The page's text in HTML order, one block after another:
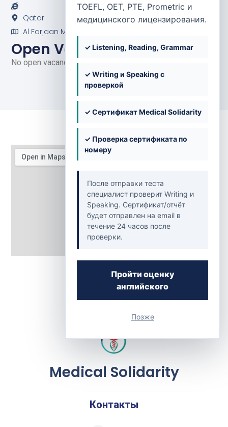
TOEFL, OET, PTE, Prometric и
медицинского лицензирования.
✓ Listening, Reading, Grammar
✓ Writing и Speaking с
проверкой
✓ Сертификат Medical Solidarity
✓ Проверка сертификата по
номеру
После отправки теста
специалист проверит Writing и
Speaking. Сертификат/отчёт
будет отправлен на email в
течение 24 часов после
проверки.
Пройти оценку
английского
Позже
Qatar
Al Farjaan Market, Um Al Saneem, Ain Khaled
Open Vacancies
No open vacancies at the moment.
Medical Solidarity
Контакты